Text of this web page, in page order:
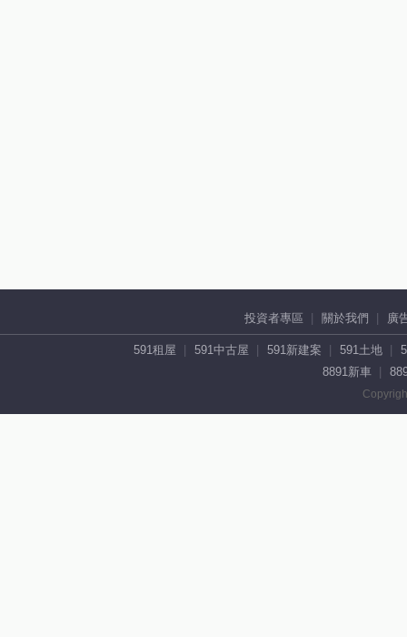
投資者專區 關於我們 廣
591租屋 591中古屋 591新建案 591土地
8891新車